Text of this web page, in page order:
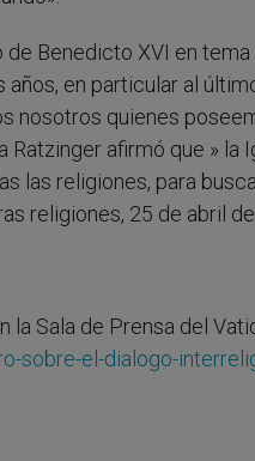
Benedicto XVI en
en particular al
nosotros quienes
afirmó que »
las religiones, para
religiones, 25 de abril
la Sala de Prensa del
el-dialogo-